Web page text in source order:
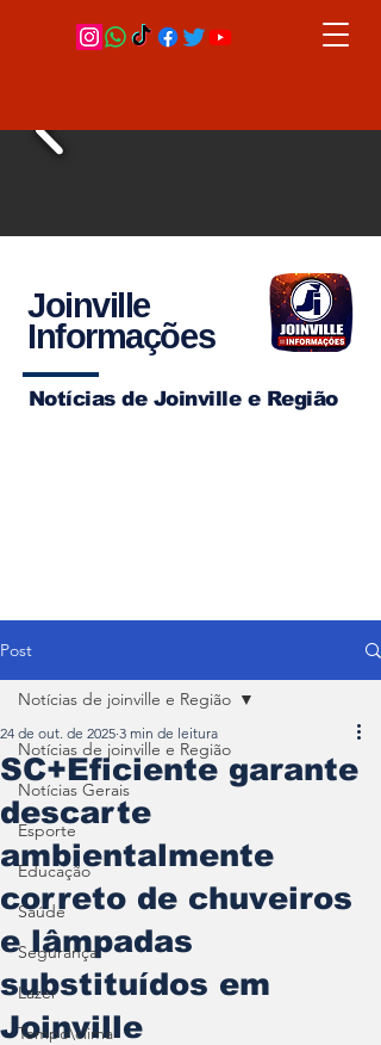
Joinville
Informações
Notícias de Joinville e Região
Post
Notícias de joinville e Região
Notícias Gerais
Esporte
Educação
Saúde
Segurança
Lazer
Tempo\clima
Notícias de joinville e Região
SC+Eficiente garante
descarte
ambientalmente
correto de chuveiros
e lâmpadas
substituídos em
Joinville
24 de out. de 2025 3 min de leitura